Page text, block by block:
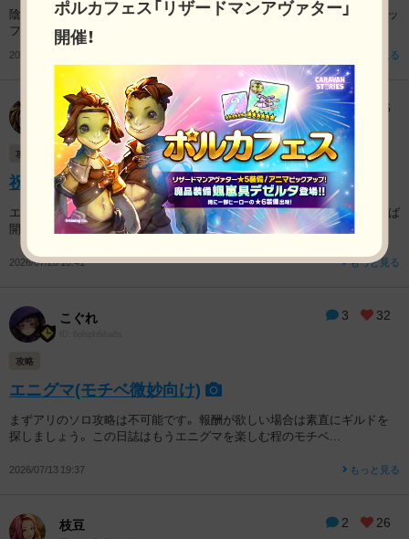
陰陽王は単騎で勝てる NS射程に二体入れておくと回復量が足りる →バッ
ファ、ヒーラー節約できる 九尾さんにファフナー付け...
2026/07/21 12:42 もっと見る
0 26
ジンリン
ID: zc58mpvjffrj
攻略
祝エニグマ初クリア
エニグマを初めてクリアできました！ おめでとう！皆ありがとう～♪ 思えば
開発停止直前のエニグマでは、ギルメンも少なくなり...
2026/07/20 10:41 もっと見る
3 32
こぐれ
攻略
エニグマ(モチベ微妙向け)
まずアリのソロ攻略は不可能です。 報酬が欲しい場合は素直にギルドを
探しましょう。 この日誌はもうエニグマを楽しむ程のモチベ...
2026/07/13 19:37 もっと見る
2 26
枝豆
ポルカフェス「リザードマンアヴァター」
開催！